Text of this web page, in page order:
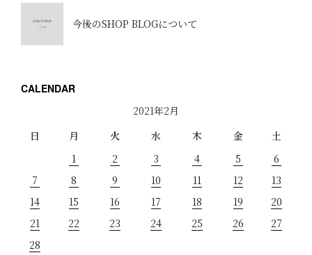
今後のSHOP BLOGについて
CALENDAR
2021年2月
日
月 火 水 木 金
土
1
2 3 4 5
6
7
8 9 10 11 12
13
14
15 16 17 18 19
20
21
22 23 24 25 26
27
28